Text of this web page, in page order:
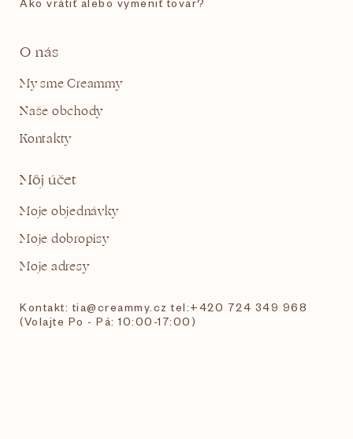
O nás
My sme Creammy
Naše obchody
Kontakty
Môj účet
Moje objednávky
Moje dobropisy
Moje adresy
Kontakt: tia@creammy.cz tel:+420 724 349 968
(Volajte Po - Pá: 10:00-17:00)